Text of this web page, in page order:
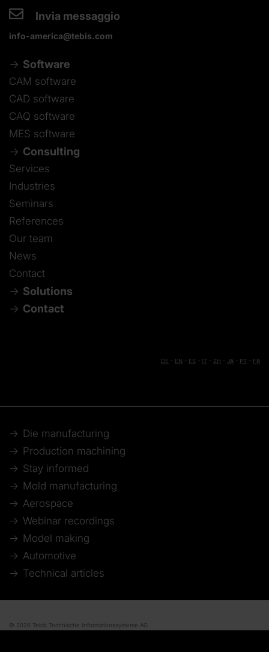
Invia messaggio
info-america@tebis.com
Software
CAM software
CAD software
CAQ software
MES software
Consulting
Services
Industries
Seminars
References
Our team
News
Contact
Solutions
Contact
DE EN ES IT ZH JA PT FR
Die manufacturing
Production machining
Stay informed
Mold manufacturing
Aerospace
Webinar recordings
Model making
Automotive
Technical articles
© 2026 Tebis Technische Informationssysteme AG